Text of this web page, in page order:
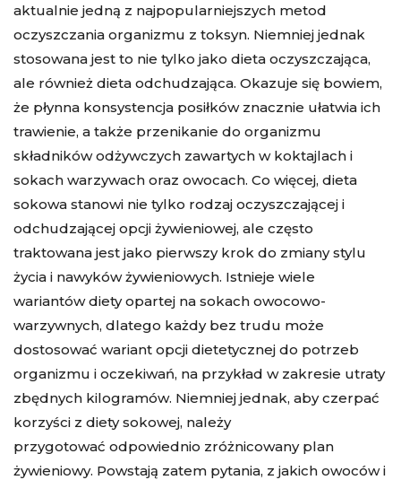
aktualnie jedną z najpopularniejszych metod
oczyszczania organizmu z toksyn. Niemniej jednak
stosowana jest to nie tylko jako dieta oczyszczająca,
ale również dieta odchudzająca. Okazuje się bowiem,
że płynna konsystencja posiłków znacznie ułatwia ich
trawienie, a także przenikanie do organizmu
składników odżywczych zawartych w koktajlach i
sokach warzywach oraz owocach. Co więcej, dieta
sokowa stanowi nie tylko rodzaj oczyszczającej i
odchudzającej opcji żywieniowej, ale często
traktowana jest jako pierwszy krok do zmiany stylu
życia i nawyków żywieniowych. Istnieje wiele
wariantów diety opartej na sokach owocowo-
warzywnych, dlatego każdy bez trudu może
dostosować wariant opcji dietetycznej do potrzeb
organizmu i oczekiwań, na przykład w zakresie utraty
zbędnych kilogramów. Niemniej jednak, aby czerpać
korzyści z diety sokowej, należy
przygotować odpowiednio zróżnicowany plan
żywieniowy. Powstają zatem pytania, z jakich owoców i